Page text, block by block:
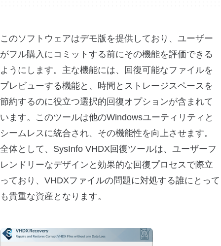
このソフトウェアはデモ版を提供しており、ユーザー
がフル購入にコミットする前にその機能を評価できる
ようにします。主な機能には、回復可能なファイルを
プレビューする機能と、時間とストレージスペースを
節約するのに役立つ選択的回復オプションが含まれて
います。このツールは他のWindowsユーティリティと
シームレスに統合され、その機能性を向上させます。
全体として、SysInfo VHDX回復ツールは、ユーザーフ
レンドリーなデザインと効果的な回復プロセスで際立
っており、VHDXファイルの問題に対処する誰にとって
も貴重な資産となります。